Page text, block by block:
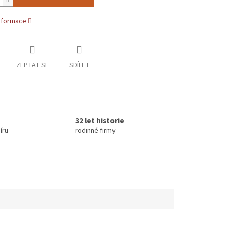
ZEPTAT SE SDÍLET
32 let historie
rodinné firmy